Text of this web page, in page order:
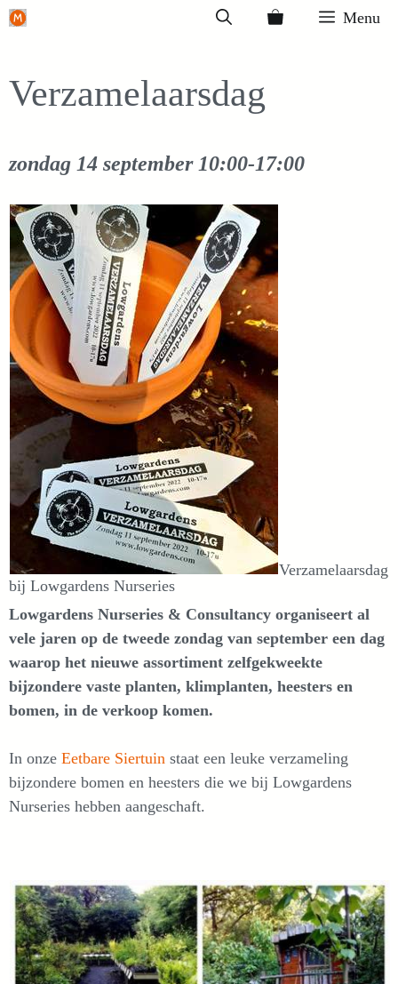
Ga
inhoud
Menu
Verzamelaarsdag
zondag 14 september 10:00-17:00
Verzamelaarsdag
bij Lowgardens Nurseries
Lowgardens Nurseries & Consultancy organiseert al
vele jaren op de tweede zondag van september een dag
waarop het nieuwe assortiment zelfgekweekte
bijzondere vaste planten, klimplanten, heesters en
bomen, in de verkoop komen.
In onze Eetbare Siertuin staat een leuke verzameling
bijzondere bomen en heesters die we bij Lowgardens
Nurseries hebben aangeschaft.